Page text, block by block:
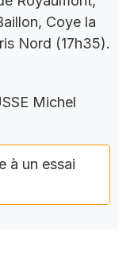
Coye la
Nord (17h35).
Michel
à un essai